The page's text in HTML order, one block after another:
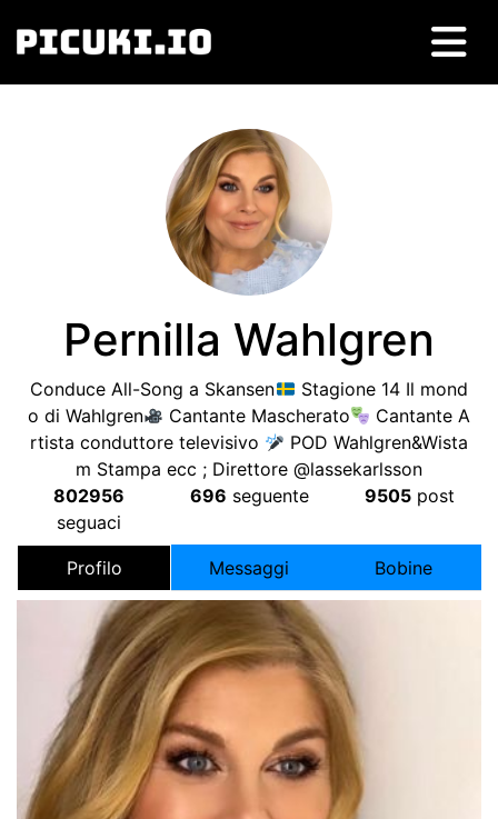
Pernilla Wahlgren
Conduce All-Song a Skansen
Stagione 14 Il mond
o di Wahlgren
Cantante Mascherato
Cantante A
rtista conduttore televisivo
POD Wahlgren&Wista
m Stampa ecc ; Direttore @lassekarlsson
802956
seguaci
696 seguente 9505post
Profilo Messaggi Bobine